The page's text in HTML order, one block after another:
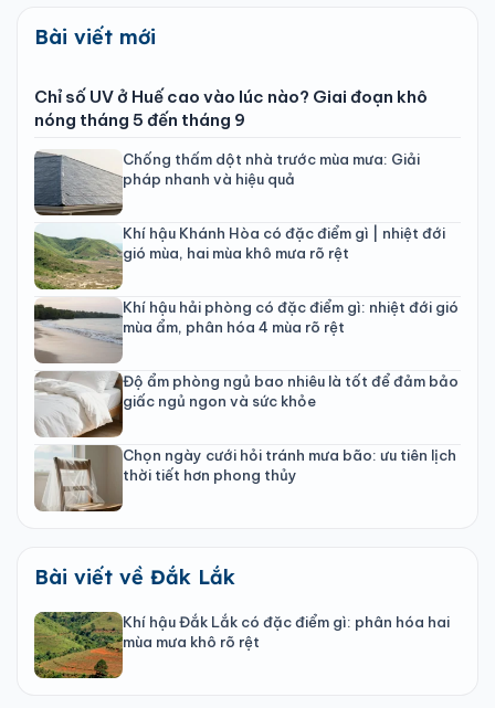
Bài viết mới
Chỉ số UV ở Huế cao vào lúc nào? Giai đoạn khô
nóng tháng 5 đến tháng 9
Chống thấm dột nhà trước mùa mưa: Giải
pháp nhanh và hiệu quả
Khí hậu Khánh Hòa có đặc điểm gì | nhiệt đới
gió mùa, hai mùa khô mưa rõ rệt
Khí hậu hải phòng có đặc điểm gì: nhiệt đới gió
mùa ẩm, phân hóa 4 mùa rõ rệt
Độ ẩm phòng ngủ bao nhiêu là tốt để đảm bảo
giấc ngủ ngon và sức khỏe
Chọn ngày cưới hỏi tránh mưa bão: ưu tiên lịch
thời tiết hơn phong thủy
Bài viết về Đắk Lắk
Khí hậu Đắk Lắk có đặc điểm gì: phân hóa hai
mùa mưa khô rõ rệt